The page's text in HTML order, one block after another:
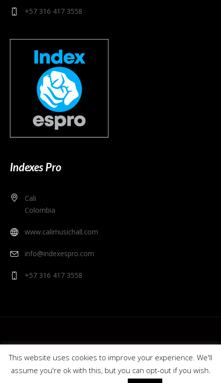
+57 316 417 3558
Indexes Pro
Cali
Colombia
www.calimusichall.com
info@indexespro.com
+57 316 417 3558
© 2020 Cali Music Hall - Indexes Pro. Colombia.
This website uses cookies to improve your experience. We'll
assume you're ok with this, but you can opt-out if you wish.